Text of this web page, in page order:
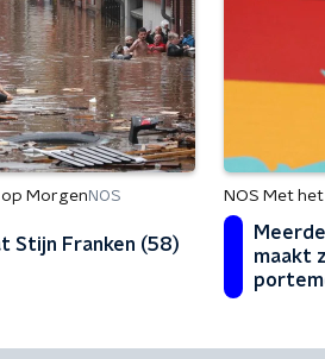
op Morgen NOS
Stijn Franken (58)
NOS Met
maakt